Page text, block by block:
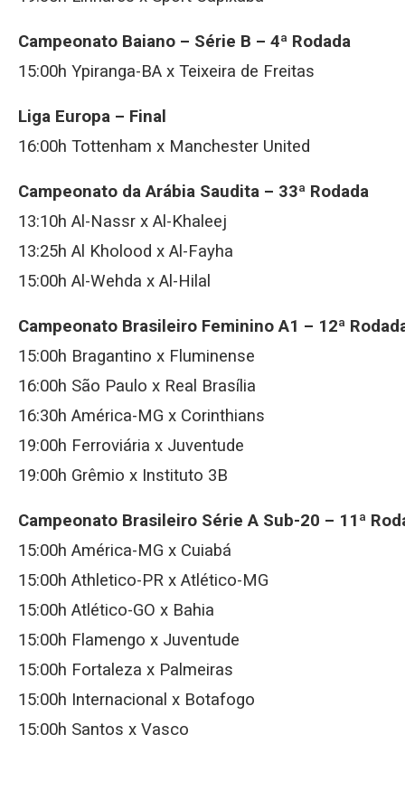
Campeonato Baiano – Série B – 4ª Rodada
15:00h Ypiranga-BA x Teixeira de Freitas
Liga Europa – Final
16:00h Tottenham x Manchester United
Campeonato da Arábia Saudita – 33ª Rodada
13:10h Al-Nassr x Al-Khaleej
13:25h Al Kholood x Al-Fayha
15:00h Al-Wehda x Al-Hilal
Campeonato Brasileiro Feminino A1 – 12ª
15:00h Bragantino x Fluminense
16:00h São Paulo x Real Brasília
16:30h América-MG x Corinthians
19:00h Ferroviária x Juventude
19:00h Grêmio x Instituto 3B
Campeonato Brasileiro Série A Sub-20 – 11ª
15:00h América-MG x Cuiabá
15:00h Athletico-PR x Atlético-MG
15:00h Atlético-GO x Bahia
15:00h Flamengo x Juventude
15:00h Fortaleza x Palmeiras
15:00h Internacional x Botafogo
15:00h Santos x Vasco